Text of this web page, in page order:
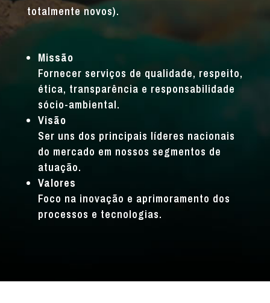
totalmente novos).
Missão
Fornecer serviços de qualidade, respeito,
ética, transparência e responsabilidade
sócio-ambiental.
Visão
Ser uns dos principais líderes nacionais
do mercado em nossos segmentos de
atuação.
Valores
Foco na inovação e aprimoramento dos
processos e tecnologias.